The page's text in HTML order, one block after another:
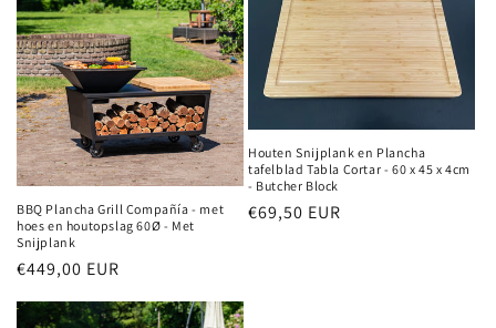
BBQ Plancha Grill Compañía - met
hoes en houtopslag 60Ø - Met
Snijplank
Normale
€449,00 EUR
Houten Snijplank en Plancha
tafelblad Tabla Cortar - 60 x 45 x 4cm
- Butcher Block
Normale
€69,50 EUR